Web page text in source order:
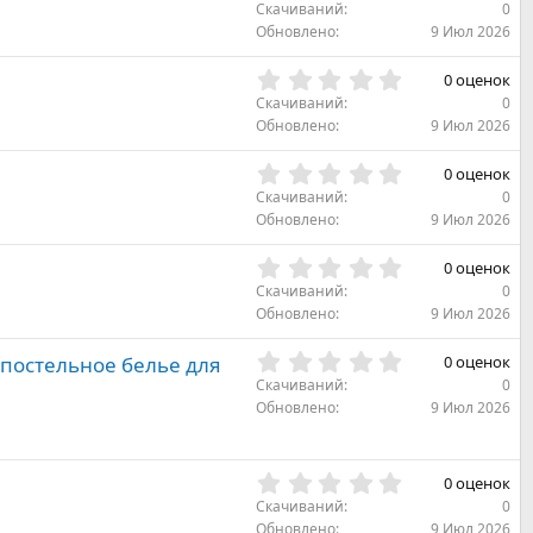
д
0
д
Скачиваний
0
Обновлено
9 Июл 2026
0
д
0 оценок
Скачиваний
0
Обновлено
9 Июл 2026
0
д
0 оценок
Скачиваний
0
Обновлено
9 Июл 2026
0
0 оценок
Скачиваний
0
Обновлено
9 Июл 2026
белье для
в
0 оценок
Скачиваний
0
Обновлено
9 Июл 2026
0 оценок
Скачиваний
0